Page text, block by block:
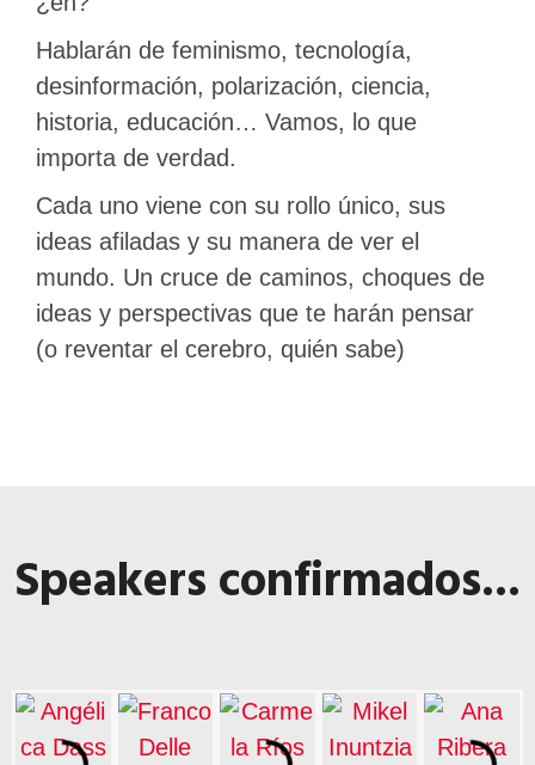
Hablarán de feminismo, tecnología,
desinformación, polarización, ciencia,
historia, educación… Vamos, lo que
importa de verdad.
Cada uno viene con su rollo único, sus
ideas afiladas y su manera de ver el
mundo. Un cruce de caminos, choques de
ideas y perspectivas que te harán pensar
(o reventar el cerebro, quién sabe)
Speakers confirmados...